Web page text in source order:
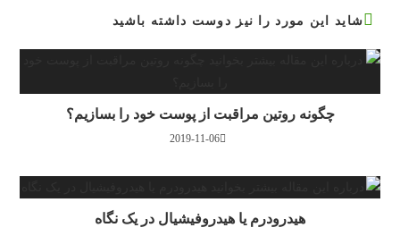
شاید این مورد را نیز دوست داشته باشید
چگونه روتین مراقبت از پوست خود را بسازیم؟
2019-11-06
هیدرودرم یا هیدروفیشیال در یک نگاه